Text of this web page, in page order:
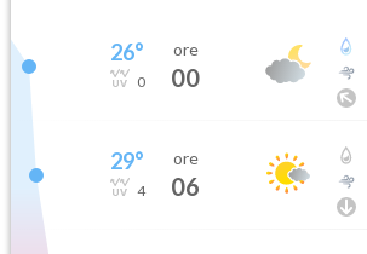
26°
0
ore
00
29°
4
ore
06